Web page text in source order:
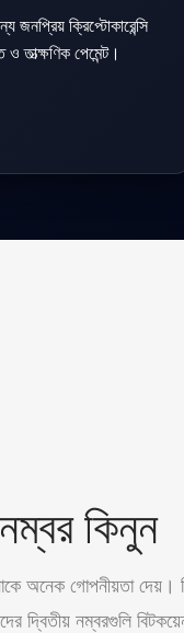
জনপ্রিয় ক্রিপ্টোকারেন্সি
পেমেন্ট।
কিনুন
অনেক গোপনীয়তা
দ্বিতীয় নম্বরগুলি